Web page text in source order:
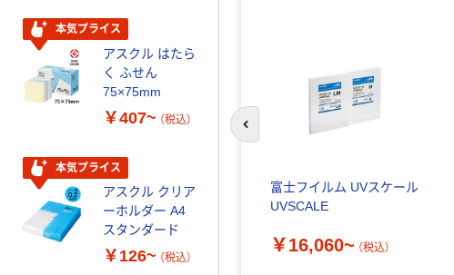
外線
1個
富士フイルム UVスケール
UVSCALE
￥16,060~ （税込）
前のスライドへ
本気プライス
アスクル はたら
く ふせん
75×75mm
￥407~ （税込）
本気プライス
アスクル クリア
ーホルダー A4
スタンダード
￥126~ （税込）
ティッシュペー
パー ボックス
150組 5箱入 ア
ビッド PEFC認
証
オリジナル
ルチペーパー